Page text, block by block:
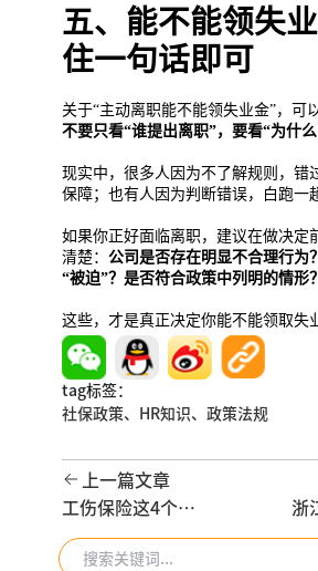
五、能不能领失
住一句话即可
关于“主动离职能不能领失业金”，可
不要只看“谁提出离职”，要看“为什么
现实中，很多人因为不了解规则，错
保障；也有人因为判断错误，白跑一
如果你正好面临离职，建议在做决定
清楚： 公司是否存在明显不合理行为
“被迫”？是否符合政策中列明的情形？
这些，才是真正决定你能不能领取失
tag标签：
社保政策、
HR知识、 政策法规
上一篇文章
工伤保险这4个误
区，千万不要再信
了！
浙
必